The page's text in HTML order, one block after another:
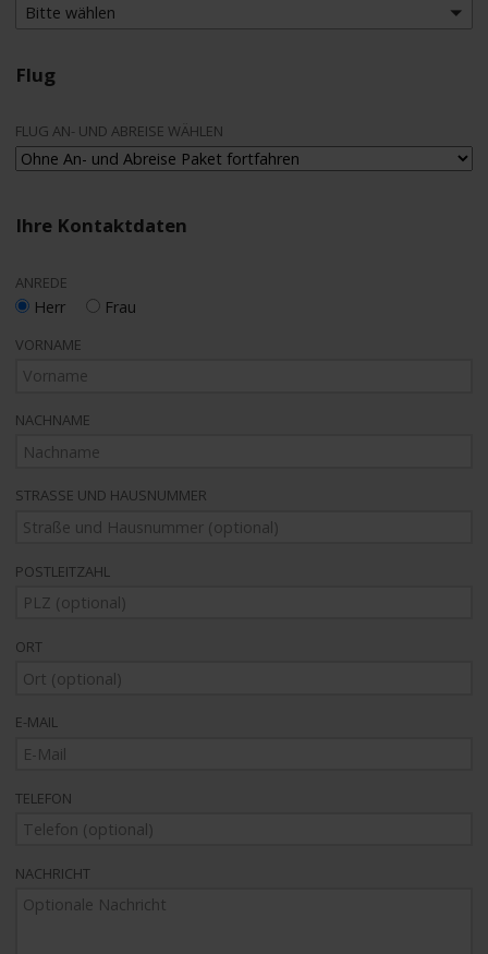
Bitte wählen
Flug
FLUG AN- UND ABREISE WÄHLEN
Ihre Kontaktdaten
ANREDE
Herr Frau
VORNAME
NACHNAME
STRASSE UND HAUSNUMMER
POSTLEITZAHL
ORT
E-MAIL
TELEFON
NACHRICHT